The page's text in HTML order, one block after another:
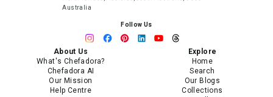
Australia
Follow Us
About Us
What's Chefadora?
Chefadora AI
Our Mission
Help Centre
Explore
Home
Search
Our Blogs
Collections